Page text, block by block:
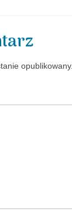
opublikowany.